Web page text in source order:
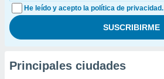
He leído y acepto la política de privacidad.
Principales ciudades